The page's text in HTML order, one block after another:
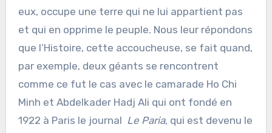
eux, occupe une terre qui ne lui appartient pas
et qui en opprime le peuple. Nous leur répondons
que l’Histoire, cette accoucheuse, se fait quand,
par exemple, deux géants se rencontrent
comme ce fut le cas avec le camarade Ho Chi
Minh et Abdelkader Hadj Ali qui ont fondé en
1922 à Paris le journal Le Paria, qui est devenu le